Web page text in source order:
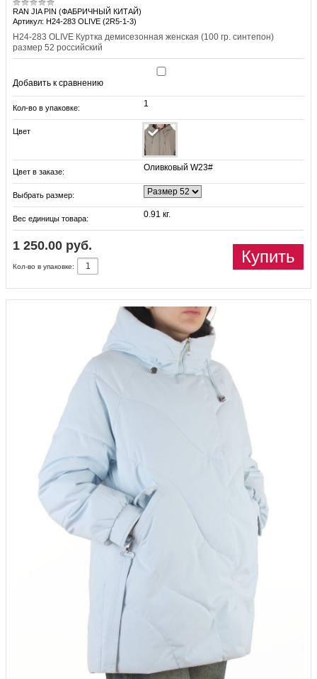
RAN JIA PIN (ФАБРИЧНЫЙ КИТАЙ)
Артикул: H24-283 OLIVE (2R5-1-3)
H24-283 OLIVE Куртка демисезонная женская (100 гр. синтепон)
размер 52 российский
Добавить к сравнению
Кол-во в упаковке: 1
Цвет
Цвет в заказе: Оливковый W23#
Выбрать размер:
Вес единицы товара: 0.91 кг.
1 250.00 руб.
Купить
Кол-во в упаковке: